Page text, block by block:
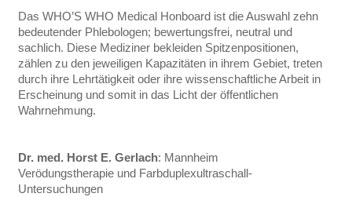
Das WHO’S WHO Medical Honboard ist die Auswahl zehn
bedeutender Phlebologen; bewertungsfrei, neutral und
sachlich. Diese Mediziner bekleiden Spitzenpositionen,
zählen zu den jeweiligen Kapazitäten in ihrem Gebiet, treten
durch ihre Lehrtätigkeit oder ihre wissenschaftliche Arbeit in
Erscheinung und somit in das Licht der öffentlichen
Wahrnehmung.
Dr. med. Horst E. Gerlach: Mannheim
Verödungstherapie und Farbduplexultraschall-
Untersuchungen